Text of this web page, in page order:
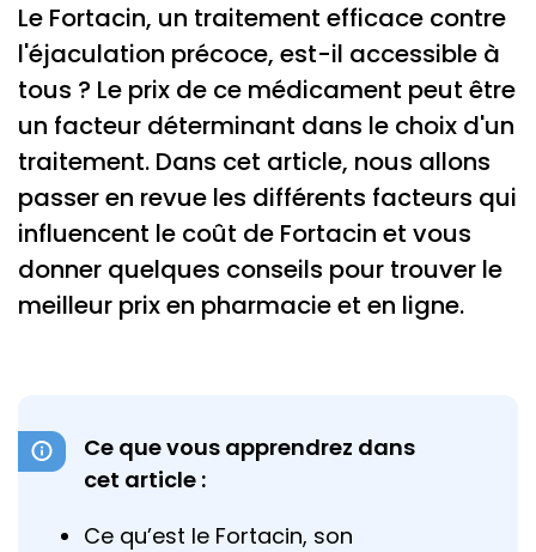
Le Fortacin, un traitement efficace contre
l'éjaculation précoce, est-il accessible à
tous ? Le prix de ce médicament peut être
un facteur déterminant dans le choix d'un
traitement. Dans cet article, nous allons
passer en revue les différents facteurs qui
influencent le coût de Fortacin et vous
donner quelques conseils pour trouver le
meilleur prix en pharmacie et en ligne.
Ce que vous apprendrez dans
cet article :
Ce qu’est le Fortacin, son